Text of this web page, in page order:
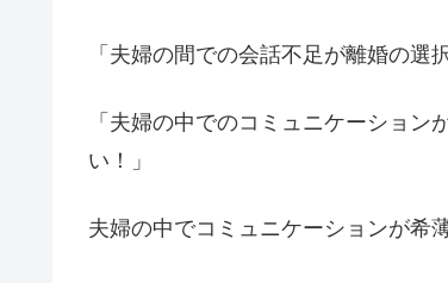
「夫婦の間での会話不足が離婚の選
「夫婦の中でのコミュニケーショ
い！」
夫婦の中でコミュニケーションが希